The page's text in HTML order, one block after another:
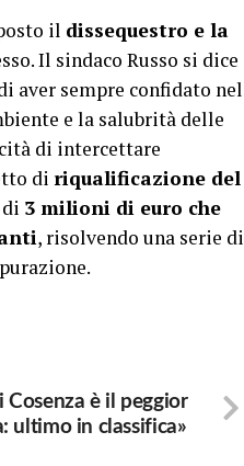
il dissequestro e la
Il sindaco Russo si dice
aver sempre confidato nel
e la salubrità delle
di intercettare
di riqualificazione del
3 milioni di euro che
, risolvendo una serie di
Cosenza è il peggior
ultimo in classifica»